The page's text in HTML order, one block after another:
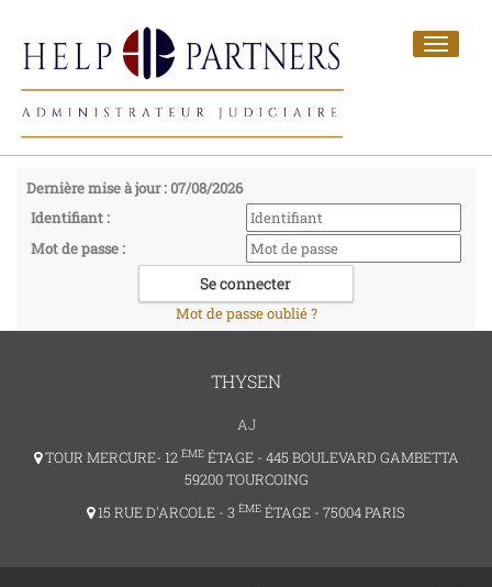
Toggle
Dernière mise à jour : 07/08/2026
Identifiant :
Mot de passe :
Mot de passe oublié ?
THYSEN
AJ
TOUR MERCURE- 12 ÈMEÉTAGE - 445 BOULEVARD GAMBETTA
59200 TOURCOING
15 RUE D'ARCOLE - 3 ÈME ÉTAGE - 75004 PARIS